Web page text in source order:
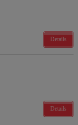
Details
Details